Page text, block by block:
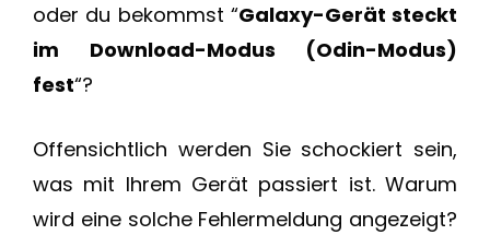
oder du bekommst “Galaxy-Gerät steckt
im Download-Modus (Odin-Modus)
fest“?
Offensichtlich werden Sie schockiert sein,
was mit Ihrem Gerät passiert ist. Warum
wird eine solche Fehlermeldung angezeigt?